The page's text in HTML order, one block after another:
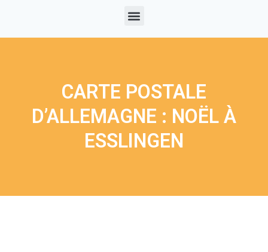
CARTE POSTALE
D’ALLEMAGNE : NOËL À
ESSLINGEN